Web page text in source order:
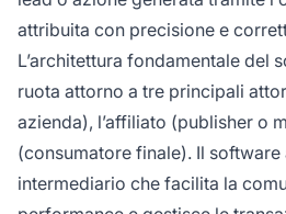
attribuita con precisione e
L’architettura fondamentale del
ruota attorno a tre principali
azienda), l’affiliato (publisher o
(consumatore finale). Il
intermediario che facilita la